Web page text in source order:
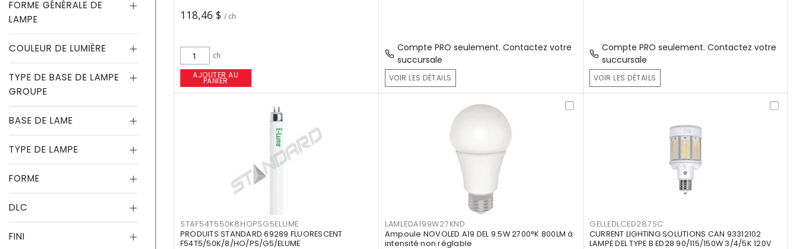
FORME GÉNÉRALE DE
LAMPE
COULEUR DE LUMIÈRE
TYPE DE BASE DE LAMPE
GROUPE
BASE DE LAME
TYPE DE LAMPE
FORME
DLC
FINI
118,46 $ / ch
ch
AJOUTER AU
PANIER
Compte PRO seulement. Contactez votre
succursale
VOIR LES DÉTAILS
Compte PRO seulement. Contactez votre
succursale
VOIR LES DÉTAILS
STAF54T550K8HOPSG5ELUME
PRODUITS STANDARD 69289 FLUORESCENT
F54T5/50K/8/HO/PS/G5/ELUME
LAMLEDA199W27KND
Ampoule NOVOLED A19 DEL 9.5W 2700°K 800LM à
intensité non réglable
GELLEDLCED287SC
CURRENT LIGHTING SOLUTIONS CAN 93312102
LAMPE DEL TYPE B ED28 90/115/150W 3/4/5K 120V